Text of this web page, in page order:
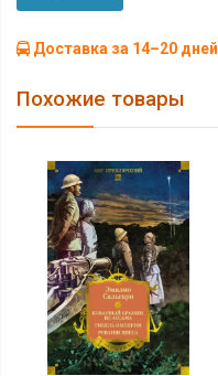
Доставка за 14–20 дней
Похожие товары